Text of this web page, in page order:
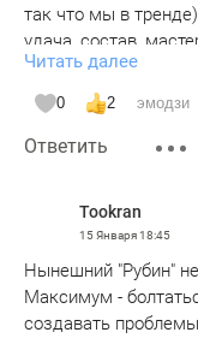
так что мы в
удача, состав,
Если вернут
они помогут. Кроме
остальные нам по
Читать далее
0 2 эмодзи
Ответить
Tookran
15 Января18:45
Нынешний "Рубин"
Максимум -
создавать